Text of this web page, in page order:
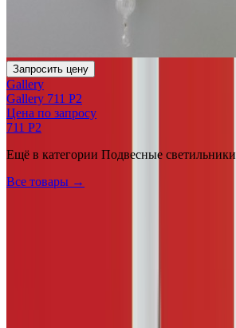
Запросить цену
Gallery
Gallery 711 P2
Цена по запросу
711 P2
Ещё в категории Подвесные светильники
Все товары →